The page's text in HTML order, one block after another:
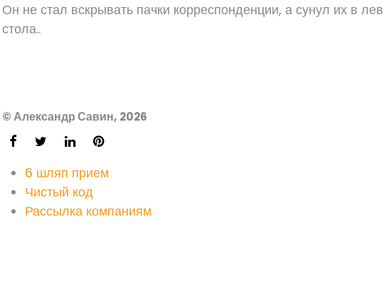
Он не стал вскрывать пачки корреспонденции, а сунул их в
стола..
© Александр Савин, 2026
6 шляп прием
Чистый код
Рассылка компаниям